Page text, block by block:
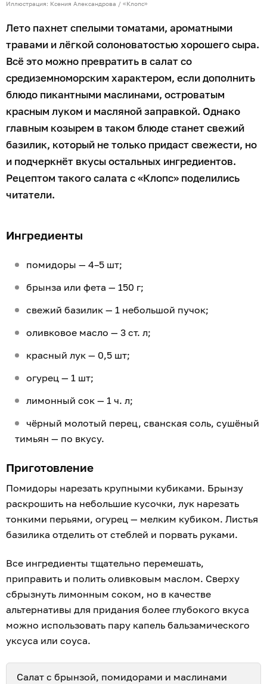
Иллюстрация: Ксения Александрова / «Клопс»
Лето пахнет спелыми томатами, ароматными
травами и лёгкой солоноватостью хорошего сыра.
Всё это можно превратить в салат со
средиземноморским характером, если дополнить
блюдо пикантными маслинами, островатым
красным луком и масляной заправкой. Однако
главным козырем в таком блюде станет свежий
базилик, который не только придаст свежести, но
и подчеркнёт вкусы остальных ингредиентов.
Рецептом такого салата с «Клопс» поделились
читатели.
Ингредиенты
помидоры — 4–5 шт;
брынза или фета — 150 г;
свежий базилик — 1 небольшой пучок;
оливковое масло — 3 ст. л;
красный лук — 0,5 шт;
огурец — 1 шт;
лимонный сок — 1 ч. л;
чёрный молотый перец, сванская соль, сушёный
тимьян — по вкусу.
Приготовление
Помидоры нарезать крупными кубиками. Брынзу
раскрошить на небольшие кусочки, лук нарезать
тонкими перьями, огурец — мелким кубиком. Листья
базилика отделить от стеблей и порвать руками.
Все ингредиенты тщательно перемешать,
приправить и полить оливковым маслом. Сверху
сбрызнуть лимонным соком, но в качестве
альтернативы для придания более глубокого вкуса
можно использовать пару капель бальзамического
уксуса или соуса.
Салат с брынзой, помидорами и маслинами